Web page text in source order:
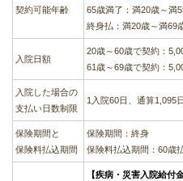
契約可能年齢
65歳満了：満20歳～満
終身払：満20歳～満69
入院日額
20歳～60歳で契約：
61歳～69歳で契約：
入院した場合の
支払い日数制限
1入院60日、通算1,095
保険期間と
保険料払込期間
保険期間：終身
保険料払込期間：60歳
【疾病・災害入院給付金